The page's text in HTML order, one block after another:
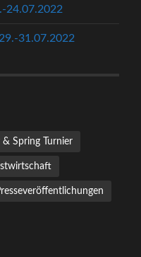
24.07.2022
31.07.2022
& Spring Turnier